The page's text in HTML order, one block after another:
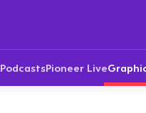
PodcastsPioneer Live